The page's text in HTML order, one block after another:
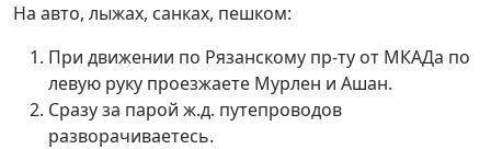
На авто, лыжах, санках, пешком:
При движении по Рязанскому пр-ту от МКАДа по
левую руку проезжаете Мурлен и Ашан.
Сразу за парой ж.д. путепроводов
разворачиваетесь.